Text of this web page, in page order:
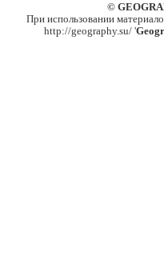
©
При использовании
http://geography.su/ '